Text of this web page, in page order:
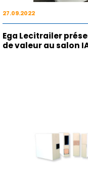
27.09.2022
Ega Lecitrailer
de valeur au salon